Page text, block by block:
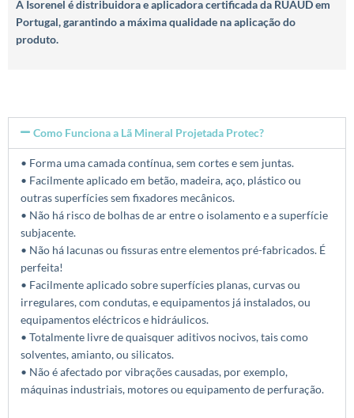
A Isorenel é distribuidora e aplicadora certificada da RUAUD em
Portugal, garantindo a máxima qualidade na aplicação do
produto.
Como Funciona a Lã Mineral Projetada Protec?
• Forma uma camada contínua, sem cortes e sem juntas.
• Facilmente aplicado em betão, madeira, aço, plástico ou
outras superfícies sem fixadores mecânicos.
• Não há risco de bolhas de ar entre o isolamento e a superfície
subjacente.
• Não há lacunas ou fissuras entre elementos pré-fabricados. É
perfeita!
• Facilmente aplicado sobre superfícies planas, curvas ou
irregulares, com condutas, e equipamentos já instalados, ou
equipamentos eléctricos e hidráulicos.
• Totalmente livre de quaisquer aditivos nocivos, tais como
solventes, amianto, ou silicatos.
• Não é afectado por vibrações causadas, por exemplo,
máquinas industriais, motores ou equipamento de perfuração.